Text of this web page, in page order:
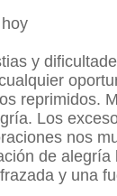
y
reprimidos.
Los
nos
de
y una